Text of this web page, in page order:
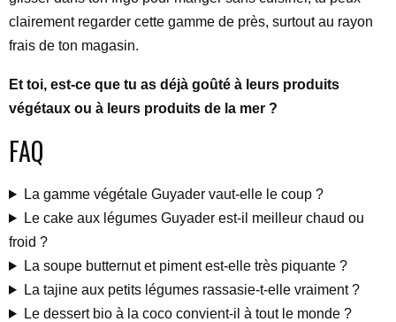
clairement regarder cette gamme de près, surtout au rayon
frais de ton magasin.
Et toi, est-ce que tu as déjà goûté à leurs produits
végétaux ou à leurs produits de la mer ?
FAQ
La gamme végétale Guyader vaut-elle le coup ?
Le cake aux légumes Guyader est-il meilleur chaud ou
froid ?
La soupe butternut et piment est-elle très piquante ?
La tajine aux petits légumes rassasie-t-elle vraiment ?
Le dessert bio à la coco convient-il à tout le monde ?